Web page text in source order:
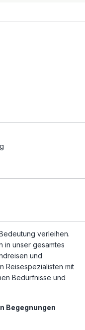
verleihen.
in unser gesamtes
und
Reisespezialisten mit
Bedürfnisse und
Begegnungen